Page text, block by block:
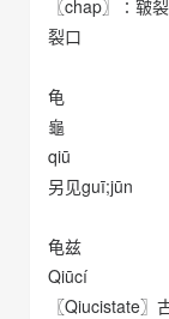
〖chap〗∶皲
裂口
龟
龜
qiū
另见guī;jūn
龟兹
Qiūcí
〖Qiucistate